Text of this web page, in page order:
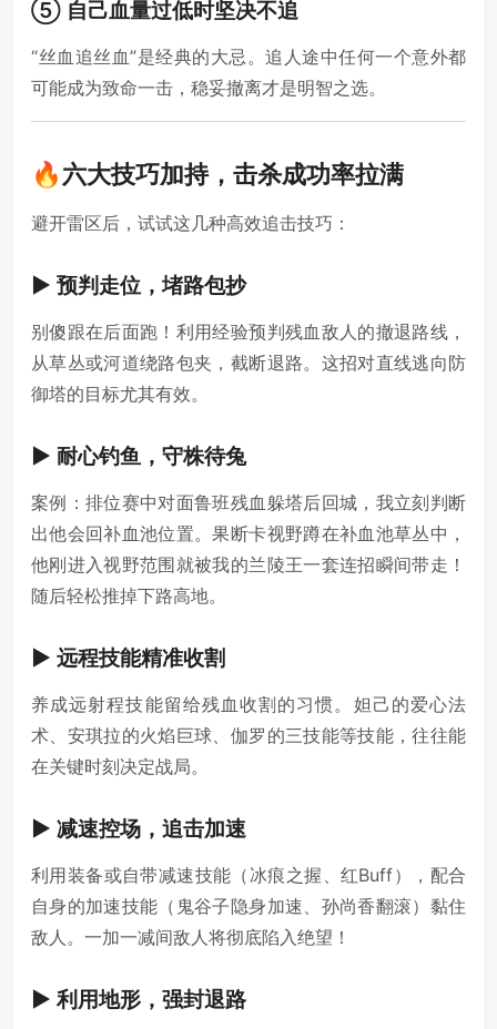
⑤ 自己血量过低时坚决不追
“丝血追丝血”是经典的大忌。追人途中任何一个意外都
可能成为致命一击，稳妥撤离才是明智之选。
🔥六大技巧加持，击杀成功率拉满
避开雷区后，试试这几种高效追击技巧：
▶️ 预判走位，堵路包抄
别傻跟在后面跑！利用经验预判残血敌人的撤退路线，
从草丛或河道绕路包夹，截断退路。这招对直线逃向防
御塔的目标尤其有效。
▶️ 耐心钓鱼，守株待兔
案例：排位赛中对面鲁班残血躲塔后回城，我立刻判断
出他会回补血池位置。果断卡视野蹲在补血池草丛中，
他刚进入视野范围就被我的兰陵王一套连招瞬间带走！
随后轻松推掉下路高地。
▶️ 远程技能精准收割
养成远射程技能留给残血收割的习惯。妲己的爱心法
术、安琪拉的火焰巨球、伽罗的三技能等技能，往往能
在关键时刻决定战局。
▶️ 减速控场，追击加速
利用装备或自带减速技能（冰痕之握、红Buff），配合
自身的加速技能（鬼谷子隐身加速、孙尚香翻滚）黏住
敌人。一加一减间敌人将彻底陷入绝望！
▶️ 利用地形，强封退路